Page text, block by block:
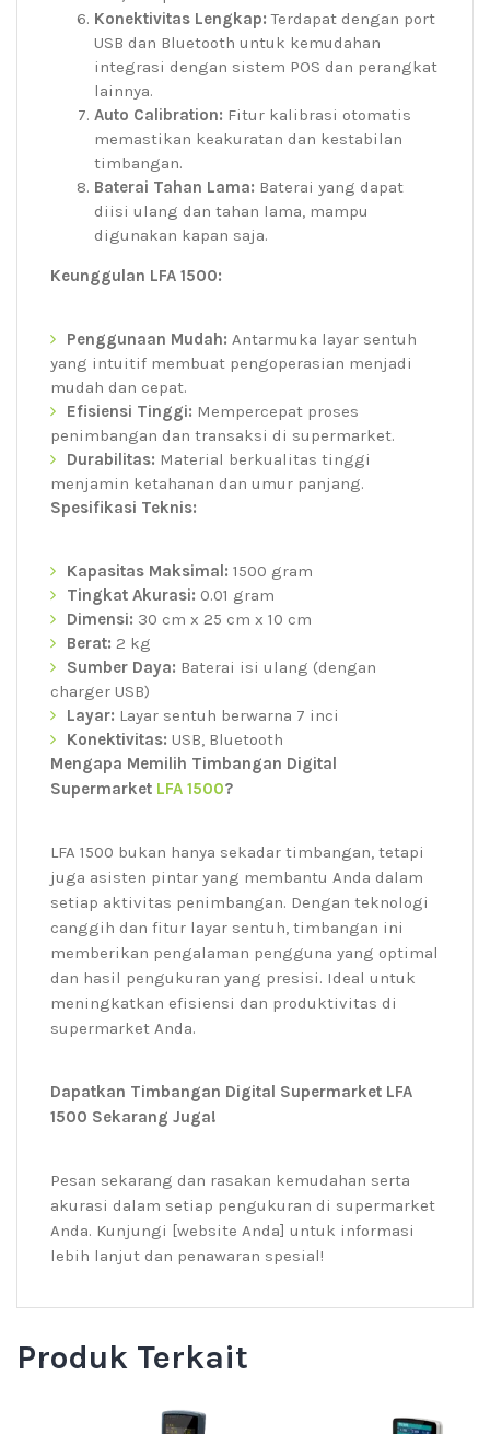
Konektivitas Lengkap: Terdapat dengan port
USB dan Bluetooth untuk kemudahan
integrasi dengan sistem POS dan perangkat
lainnya.
Auto Calibration: Fitur kalibrasi otomatis
memastikan keakuratan dan kestabilan
timbangan.
Baterai Tahan Lama: Baterai yang dapat
diisi ulang dan tahan lama, mampu
digunakan kapan saja.
Keunggulan LFA 1500:
Penggunaan Mudah: Antarmuka layar sentuh
yang intuitif membuat pengoperasian menjadi
mudah dan cepat.
Efisiensi Tinggi: Mempercepat proses
penimbangan dan transaksi di supermarket.
Durabilitas: Material berkualitas tinggi
menjamin ketahanan dan umur panjang.
Spesifikasi Teknis:
Kapasitas Maksimal: 1500 gram
Tingkat Akurasi: 0.01 gram
Dimensi: 30 cm x 25 cm x 10 cm
Berat: 2 kg
Sumber Daya: Baterai isi ulang (dengan
charger USB)
Layar: Layar sentuh berwarna 7 inci
Konektivitas: USB, Bluetooth
Mengapa Memilih Timbangan Digital
Supermarket LFA 1500?
LFA 1500 bukan hanya sekadar timbangan, tetapi
juga asisten pintar yang membantu Anda dalam
setiap aktivitas penimbangan. Dengan teknologi
canggih dan fitur layar sentuh, timbangan ini
memberikan pengalaman pengguna yang optimal
dan hasil pengukuran yang presisi. Ideal untuk
meningkatkan efisiensi dan produktivitas di
supermarket Anda.
Dapatkan Timbangan Digital Supermarket LFA
1500 Sekarang Juga!
Pesan sekarang dan rasakan kemudahan serta
akurasi dalam setiap pengukuran di supermarket
Anda. Kunjungi [website Anda] untuk informasi
lebih lanjut dan penawaran spesial!
Produk Terkait